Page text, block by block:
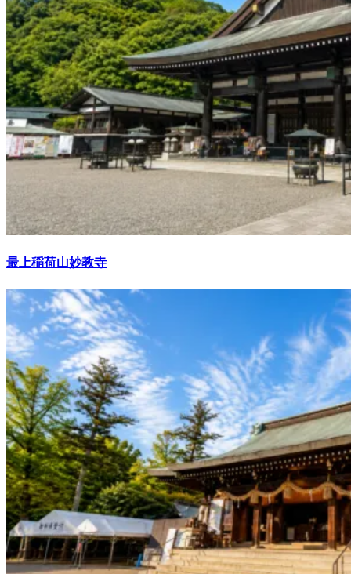
最上稲荷山妙教寺